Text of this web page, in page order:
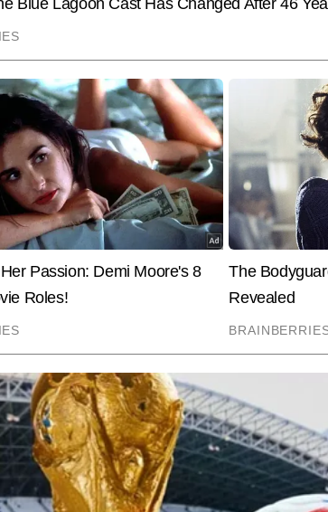
इश्यूज को सहज, स्पष्ट और असरदार अंदाज में पेश करने में दक्ष हैं और
उनकी लेखन शैली शहर की नब्ज पकड़ते हुए ऐसे कंटेंट पर केंद्रित रहती है,
End of Article